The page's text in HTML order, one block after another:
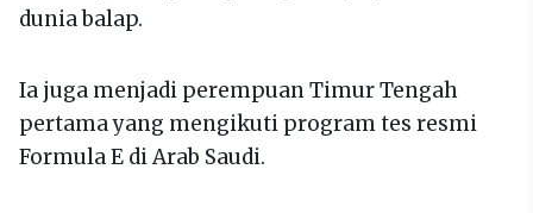
dunia balap.
Ia juga menjadi perempuan Timur Tengah
pertama yang mengikuti program tes resmi
Formula E di Arab Saudi.